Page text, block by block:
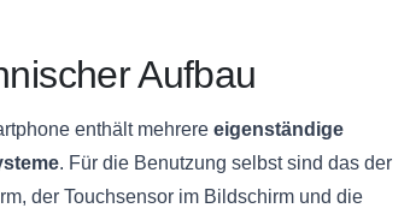
Aufbau
enthält mehrere eigenständige
. Für die Benutzung selbst sind das der
der Touchsensor im Bildschirm und die